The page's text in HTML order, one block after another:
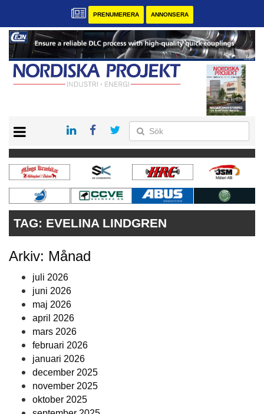
PRENUMERERA ANNONSERA
KONTAKT
VÅRA ANDRA MAGASIN
PRENUMERERA
ANNONSERA
TAG: EVELINA LINDGREN
Arkiv: Månad
juli 2026
juni 2026
maj 2026
april 2026
mars 2026
februari 2026
januari 2026
december 2025
november 2025
oktober 2025